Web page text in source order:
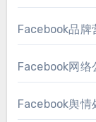
Facebook品牌
Facebook网络
Facebook舆情